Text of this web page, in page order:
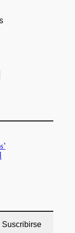
Suscribirse